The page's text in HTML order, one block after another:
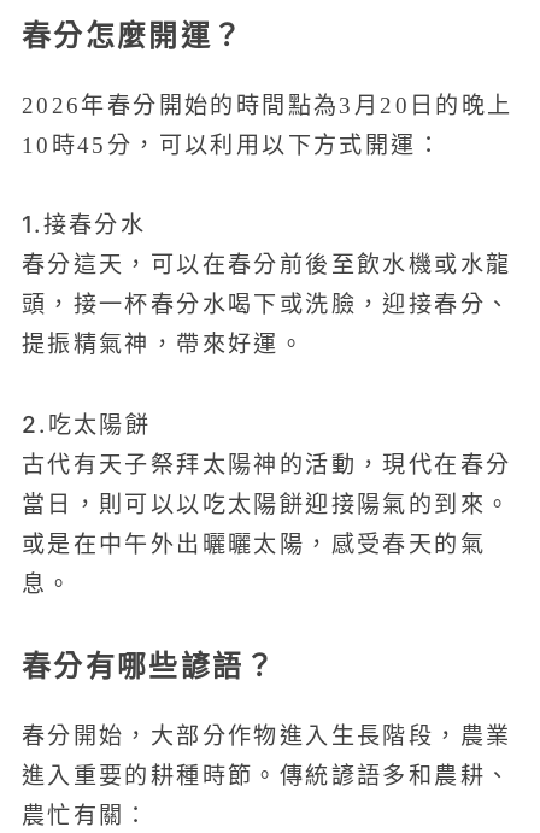
春分怎麼開運？
2026年春分開始的時間點為3月20日的晚上
10時45分，可以利用以下方式開運：
1.接春分水
春分這天，可以在春分前後至飲水機或水龍
頭，接一杯春分水喝下或洗臉，迎接春分、
提振精氣神，帶來好運。
2.吃太陽餅
古代有天子祭拜太陽神的活動，現代在春分
當日，則可以以吃太陽餅迎接陽氣的到來。
或是在中午外出曬曬太陽，感受春天的氣
息。
春分有哪些諺語？
春分開始，大部分作物進入生長階段，農業
進入重要的耕種時節。傳統諺語多和農耕、
農忙有關：